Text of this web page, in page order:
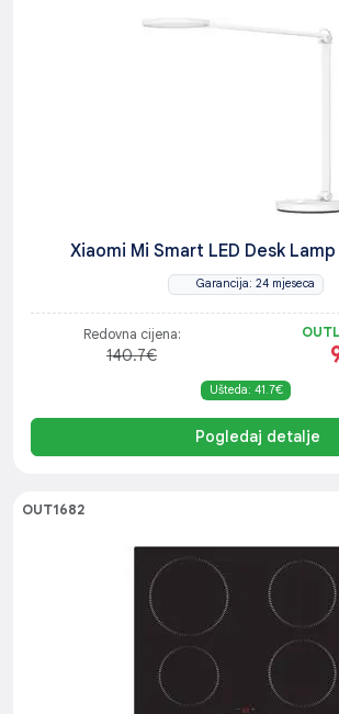
Xiaomi Mi Smart LED Desk
Garancija: 24 mjeseca
Redovna cijena:
140.7€
Ušteda: 41.7€
Pogledaj detalje
OUT1682